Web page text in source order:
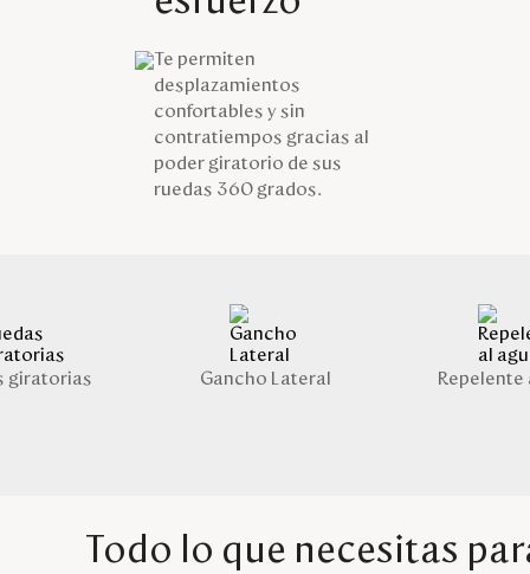
Te permiten
desplazamientos
confortables y sin
contratiempos gracias al
poder giratorio de sus
ruedas 360 grados.
giratorias Gancho Lateral Repelente
Todo lo que necesitas